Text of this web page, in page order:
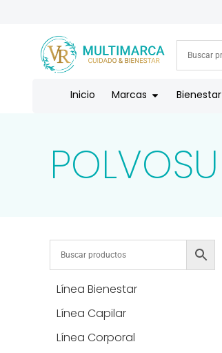
ENVÍOS A TODO EL PAÍS | RECIBIMOS
Inicio Marcas Bienestar
Línea Bienestar
Línea Capilar
Línea Corporal